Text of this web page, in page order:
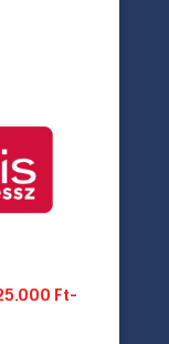
Ft-